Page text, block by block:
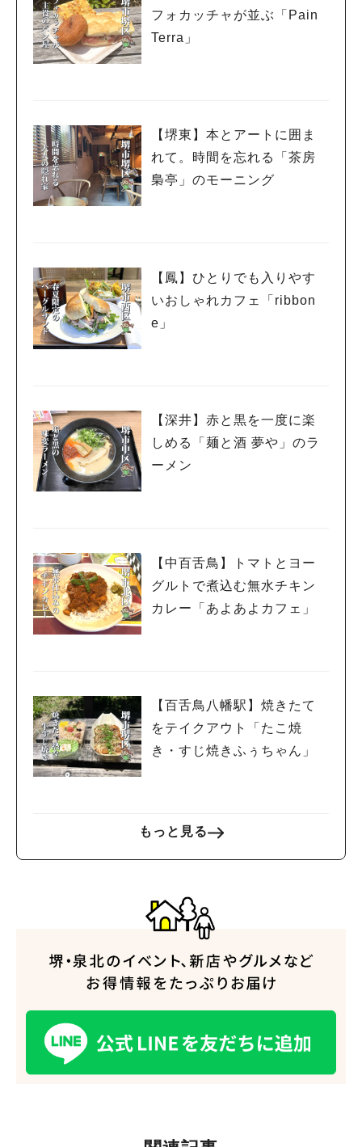
フォカッチャが並ぶ「Pain
Terra」
【堺東】本とアートに囲ま
れて。時間を忘れる「茶房
梟亭」のモーニング
【鳳】ひとりでも入りやす
いおしゃれカフェ「ribbon
e」
【深井】赤と黒を一度に楽
しめる「麺と酒 夢や」のラ
ーメン
【中百舌鳥】トマトとヨー
グルトで煮込む無水チキン
カレー「あよあよカフェ」
【百舌鳥八幡駅】焼きたて
をテイクアウト「たこ焼
き・すじ焼きふぅちゃん」
もっと見る
人気のキーワード
#泉ヶ丘駅#栂・美木多駅#光明池駅#なかもず駅#深井駅#ランチ#カフェ
#あなたはどっち？